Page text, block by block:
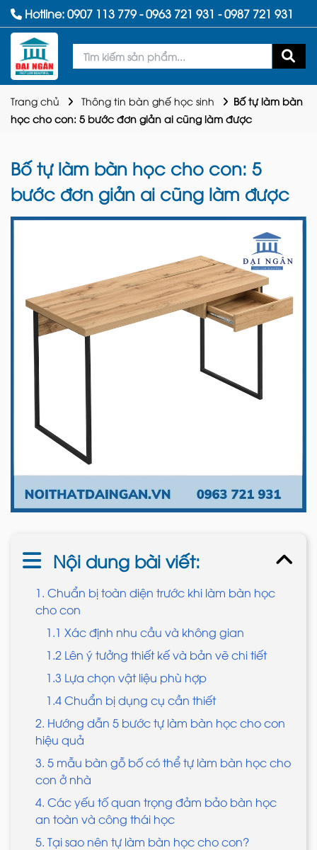
Hotline:0907 113 779-0963 721 931 -0987 721 931
Trang chủ Thông tin bàn ghế học sinh
Bố tự làm bàn
học cho con: 5 bước đơn giản ai cũng làm được
Bố tự làm bàn học cho con: 5
bước đơn giản ai cũng làm được
Nội dung bài viết:
1. Chuẩn bị toàn diện trước khi làm bàn học
cho con
1.1 Xác định nhu cầu và không gian
1.2 Lên ý tưởng thiết kế và bản vẽ chi tiết
1.3 Lựa chọn vật liệu phù hợp
1.4 Chuẩn bị dụng cụ cần thiết
2. Hướng dẫn 5 bước tự làm bàn học cho con
hiệu quả
3. 5 mẫu bàn gỗ bố có thể tự làm bàn học cho
con ở nhà
4. Các yếu tố quan trọng đảm bảo bàn học
an toàn và công thái học
5. Tại sao nên tự làm bàn học cho con?